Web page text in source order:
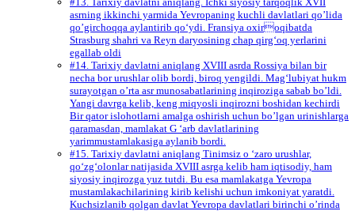
asrning ikkinchi yarmida Yevropaning kuchli davlatlari qo’lida
qo’girchoqqa aylantirib qo‘ydi. Fransiya oxiroqibatda
Strasburg shahri va Reyn daryosining chap qirg‘oq yerlarini
egallab oldi
#14. Tarixiy davlatni aniqlang XVIII asrda Rossiya bilan bir
necha bor urushlar olib bordi, biroq yengildi. Mag‘lubiyat hukm
surayotgan o’rta asr munosabatlarining inqiroziga sabab bo’ldi.
Yangi davrga kelib, keng miqyosli inqirozni boshidan kechirdi
Bir qator islohotlarni amalga oshirish uchun bo’lgan urinishlarga
qaramasdan, mamlakat G ‘arb davlatlarining
yarimmustamlakasiga aylanib bordi.
#15. Tarixiy davlatni aniqlang Tinimsiz o ‘zaro urushlar,
qo‘zg‘olonlar natijasida XVIII asrga kelib ham iqtisodiy, ham
siyosiy inqirozga yuz tutdi. Bu esa mamlakatga Yevropa
mustamlakachilarining kirib kelishi uchun imkoniyat yaratdi.
Kuchsizlanib qolgan davlat Yevropa davlatlari birinchi o’rinda